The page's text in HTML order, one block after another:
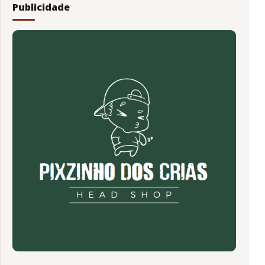
Publicidade